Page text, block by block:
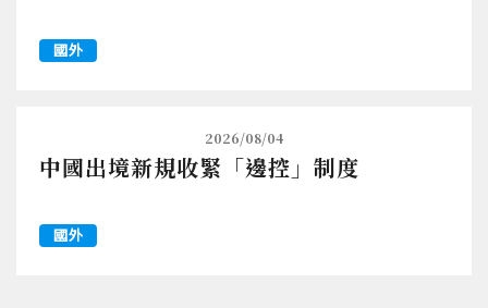
國外
2026/08/04
中國出境新規收緊「邊控」制度
國外